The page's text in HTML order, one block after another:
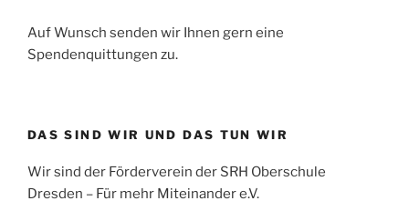
Auf Wunsch senden wir Ihnen gern eine
Spendenquittungen zu.
DAS SIND WIR UND DAS TUN WIR
Wir sind der Förderverein der SRH Oberschule
Dresden – Für mehr Miteinander e.V.